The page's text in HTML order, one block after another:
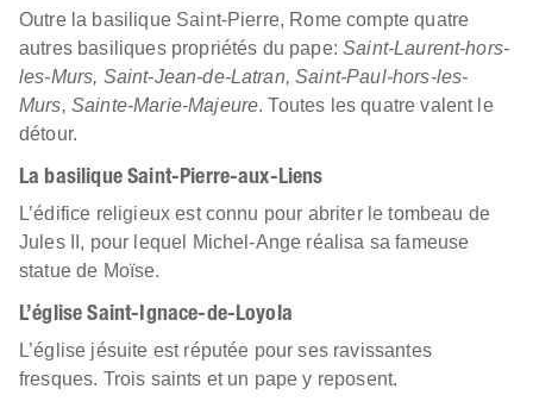
Outre la basilique Saint-Pierre, Rome compte quatre
autres basiliques propriétés du pape:Saint-Laurent-hors-
les-Murs, Saint-Jean-de-Latran, Saint-Paul-hors-les-
Murs, Sainte-Marie-Majeure. Toutes les quatre valent le
détour.
La basilique Saint-Pierre-aux-Liens
L’édifice religieux est connu pour abriter le tombeau de
Jules II, pour lequel Michel-Ange réalisa sa fameuse
statue de Moïse.
L’église Saint-Ignace-de-Loyola
L’église jésuite est réputée pour ses ravissantes
fresques. Trois saints et un pape y reposent.